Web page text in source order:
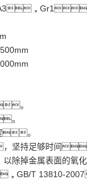
，Gr1
。
。
。
持足够时间
除掉金属表面的
T 13810-